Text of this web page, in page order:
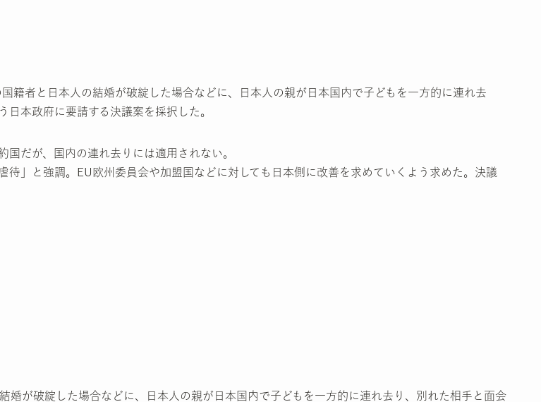
籍者と日本人の結婚が破綻した場合などに、日本人の親が日本国内で子どもを一方的に連れ去
本政府に要請する決議案を採択した。
だが、国内の連れ去りには適用されない。
」と強調。EU欧州委員会や加盟国などに対しても日本側に改善を求めていくよう求めた。決議
が破綻した場合などに、日本人の親が日本国内で子どもを一方的に連れ去り、別れた相手と面会